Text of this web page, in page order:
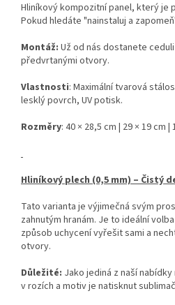
Hliníkový kompozitní panel, který je
Pokud hledáte "nainstaluj a
Montáž: Už od nás dostanete
předvrtanými otvory.
Vlastnosti: Maximální tvarová
lesklý povrch, UV potisk.
Rozměry: 40 × 28,5 cm | 29 × 19 cm |
Hliníkový plech (0,5 mm) – Čistý
Tato varianta je výjimečná svým
zahnutým hranám. Je to ideální
způsob uchycení vyřešit sami a
otvory.
Důležité: Jako jediná z naší
v rozích a motiv je natisknut